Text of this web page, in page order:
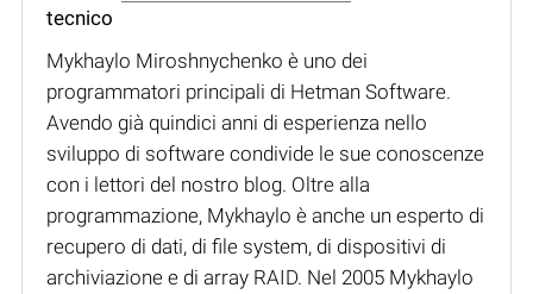
tecnico
Mykhaylo Miroshnychenko è uno dei
programmatori principali di Hetman Software.
Avendo già quindici anni di esperienza nello
sviluppo di software condivide le sue conoscenze
con i lettori del nostro blog. Oltre alla
programmazione, Mykhaylo è anche un esperto di
recupero di dati, di file system, di dispositivi di
archiviazione e di array RAID. Nel 2005 Mykhaylo